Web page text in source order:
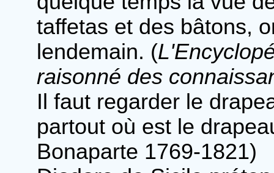
taffetas et des bâtons,
lendemain. (
raisonné des
Il faut regarder le
partout où est le
Bonaparte 1769-1821)